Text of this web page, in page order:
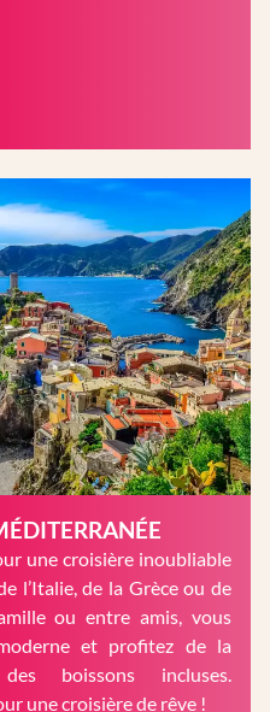
une croisière inoubliable
l’Italie, de la Grèce ou de
ou entre amis, vous
et profitez de la
boissons incluses.
une croisière de rêve !